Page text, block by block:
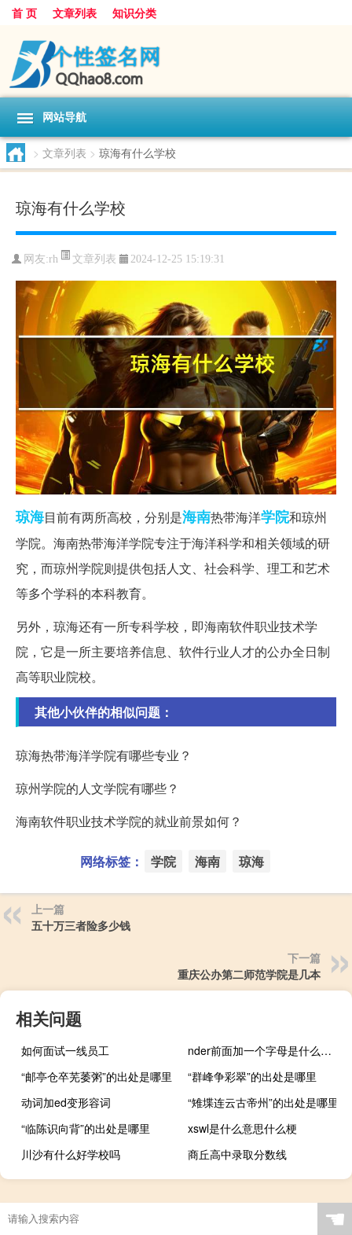
首 页 文章列表 知识分类
网站导航
> 文章列表 > 琼海有什么学校
琼海有什么学校
网友:rh 文章列表 2024-12-25 15:19:31
琼海目前有两所高校，分别是海南热带海洋学院和琼州
学院。海南热带海洋学院专注于海洋科学和相关领域的研
究，而琼州学院则提供包括人文、社会科学、理工和艺术
等多个学科的本科教育。
另外，琼海还有一所专科学校，即海南软件职业技术学
院，它是一所主要培养信息、软件行业人才的公办全日制
高等职业院校。
其他小伙伴的相似问题：
琼海热带海洋学院有哪些专业？
琼州学院的人文学院有哪些？
海南软件职业技术学院的就业前景如何？
网络标签： 学院 海南 琼海
上一篇
五十万三者险多少钱
下一篇
重庆公办第二师范学院是几本
相关问题
如何面试一线员工
nder前面加一个字母是什么单词
“邮亭仓卒芜萎粥”的出处是哪里
“群峰争彩翠”的出处是哪里
动词加ed变形容词
“雉堞连云古帝州”的出处是哪里
“临陈识向背”的出处是哪里
xswl是什么意思什么梗
川沙有什么好学校吗
商丘高中录取分数线
☚